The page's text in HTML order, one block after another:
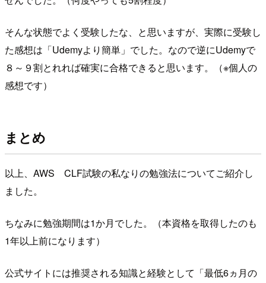
そんな状態でよく受験したな、と思いますが、実際に受験し
た感想は「Udemyより簡単」でした。なので逆にUdemyで
８～９割とれれば確実に合格できると思います。（※個人の
感想です）
まとめ
以上、AWS CLF試験の私なりの勉強法についてご紹介し
ました。
ちなみに勉強期間は1か月でした。（本資格を取得したのも
1年以上前になります）
公式サイトには推奨される知識と経験として「最低6ヵ月の